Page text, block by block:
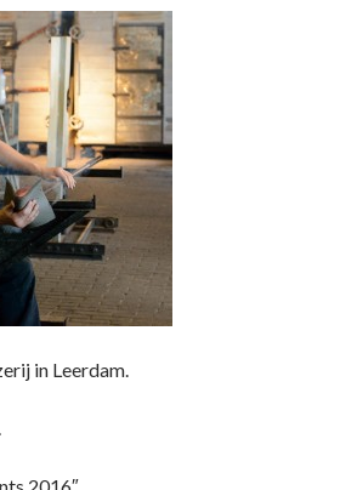
in Leerdam.